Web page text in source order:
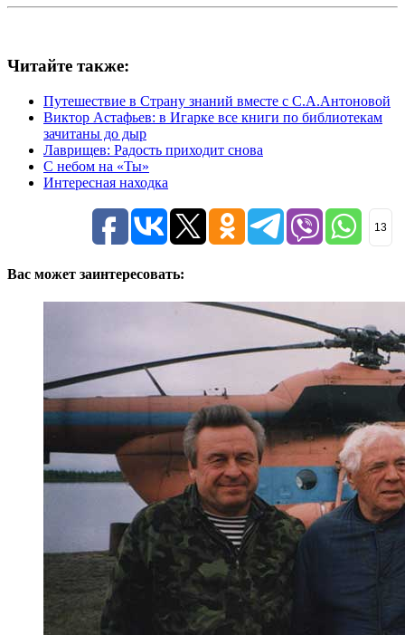
Читайте также:
Путешествие в Страну знаний вместе с С.А.Антоновой
Виктор Астафьев: в Игарке все книги по библиотекам
зачитаны до дыр
Лаврищев: Радость приходит снова
С небом на «Ты»
Интересная находка
13
Вас может заинтересовать: